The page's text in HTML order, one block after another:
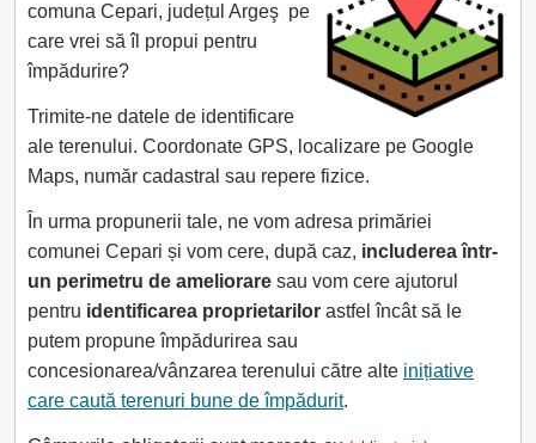
comuna Cepari, județul Argeş pe
care vrei să îl propui pentru
împădurire?
Trimite-ne datele de identificare
ale terenului. Coordonate GPS, localizare pe Google
Maps, număr cadastral sau repere fizice.
În urma propunerii tale, ne vom adresa primăriei
comunei Cepari și vom cere, după caz, includerea într-
un perimetru de ameliorare sau vom cere ajutorul
pentru identificarea proprietarilor astfel încât să le
putem propune împădurirea sau
concesionarea/vânzarea terenului către alte inițiative
care caută terenuri bune de împădurit.